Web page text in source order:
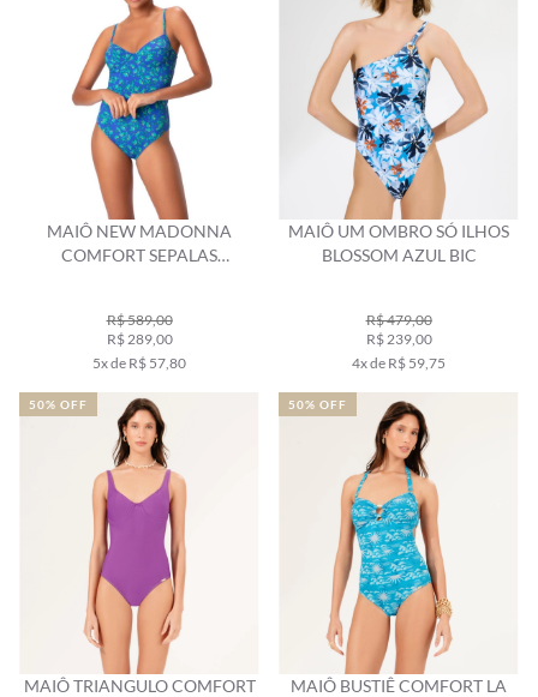
MAIÔ NEW MADONNA
COMFORT SEPALAS
R$ 589,00
R$ 289,00
5x de R$ 57,80
MAIÔ UM OMBRO SÓ ILHOS
BLOSSOM AZUL BIC
R$ 479,00
R$ 239,00
4x de R$ 59,75
MAIÔ TRIANGULO COMFORT
50% OFF
MAIÔ BUSTIÊ COMFORT LA
50% OFF